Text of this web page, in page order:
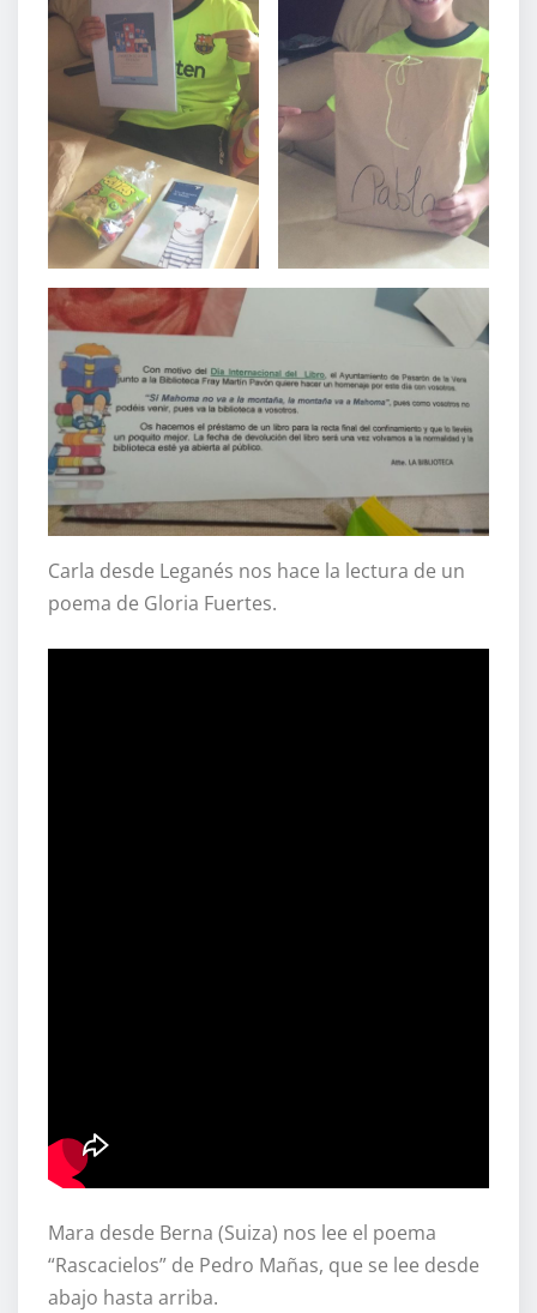
Carla desde Leganés nos hace la lectura de un
poema de Gloria Fuertes.
Mara desde Berna (Suiza) nos lee el poema
“Rascacielos” de Pedro Mañas, que se lee desde
abajo hasta arriba.